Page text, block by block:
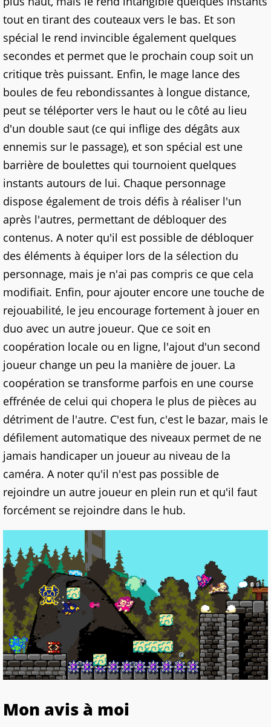
tout en tirant des couteaux vers le bas. Et son
spécial le rend invincible également quelques
secondes et permet que le prochain coup soit un
critique très puissant. Enfin, le mage lance des
boules de feu rebondissantes à longue distance,
peut se téléporter vers le haut ou le côté au lieu
d'un double saut (ce qui inflige des dégâts aux
ennemis sur le passage), et son spécial est une
barrière de boulettes qui tournoient quelques
instants autours de lui. Chaque personnage
dispose également de trois défis à réaliser l'un
après l'autres, permettant de débloquer des
contenus. A noter qu'il est possible de débloquer
des éléments à équiper lors de la sélection du
personnage, mais je n'ai pas compris ce que cela
modifiait. Enfin, pour ajouter encore une touche de
rejouabilité, le jeu encourage fortement à jouer en
duo avec un autre joueur. Que ce soit en
coopération locale ou en ligne, l'ajout d'un second
joueur change un peu la manière de jouer. La
coopération se transforme parfois en une course
effrénée de celui qui chopera le plus de pièces au
détriment de l'autre. C'est fun, c'est le bazar, mais le
défilement automatique des niveaux permet de ne
jamais handicaper un joueur au niveau de la
caméra. A noter qu'il n'est pas possible de
rejoindre un autre joueur en plein run et qu'il faut
forcément se rejoindre dans le hub.
Mon avis à moi